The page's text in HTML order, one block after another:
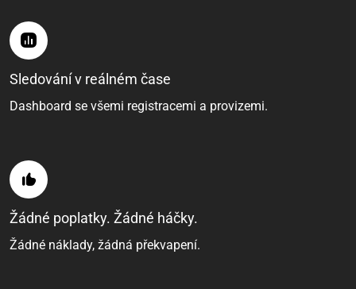
Sledování v reálném čase
Dashboard se všemi registracemi a provizemi.
Žádné poplatky. Žádné háčky.
Žádné náklady, žádná překvapení.